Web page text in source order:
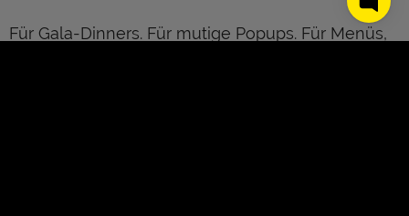
Für Gala-Dinners. Für mutige Popups. Für Menüs,